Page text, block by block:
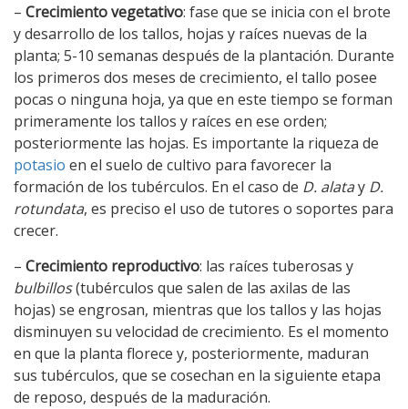
– Crecimiento vegetativo: fase que se inicia con el brote
y desarrollo de los tallos, hojas y raíces nuevas de la
planta; 5-10 semanas después de la plantación. Durante
los primeros dos meses de crecimiento, el tallo posee
pocas o ninguna hoja, ya que en este tiempo se forman
primeramente los tallos y raíces en ese orden;
posteriormente las hojas. Es importante la riqueza de
potasio en el suelo de cultivo para favorecer la
formación de los tubérculos. En el caso de D. alatay D.
rotundata, es preciso el uso de tutores o soportes para
crecer.
– Crecimiento reproductivo: las raíces tuberosas y
bulbillos(tubérculos que salen de las axilas de las
hojas) se engrosan, mientras que los tallos y las hojas
disminuyen su velocidad de crecimiento. Es el momento
en que la planta florece y, posteriormente, maduran
sus tubérculos, que se cosechan en la siguiente etapa
de reposo, después de la maduración.